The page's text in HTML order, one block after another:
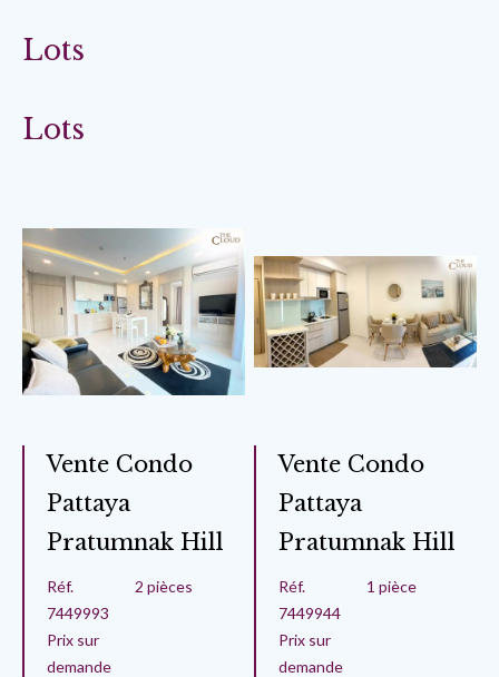
Lots
Lots
Vente Condo
Pattaya
Pratumnak Hill
Réf.
7449993
2 pièces
Prix sur
demande
Vente Condo
Pattaya
Pratumnak Hill
Réf.
7449944
1 pièce
Prix sur
demande